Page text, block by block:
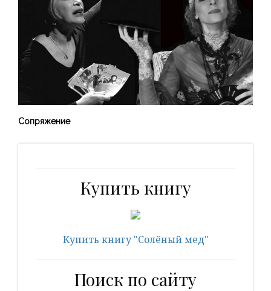
Сопряжение
Купить книгу
Купить книгу "Солёный мед"
Поиск по сайту